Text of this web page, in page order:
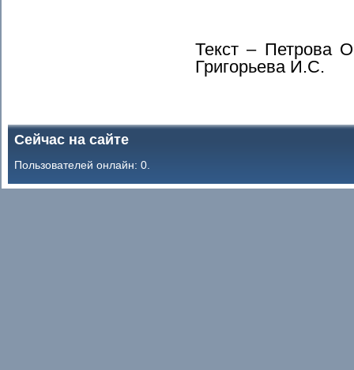
Текст – Петрова
Григорьева И.С.
Сейчас на сайте
Пользователей онлайн: 0.